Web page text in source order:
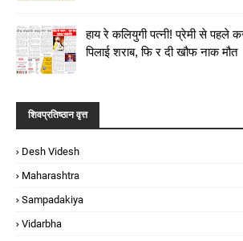
हाय रे कलियुगी पत्नी! प्रेमी से पहले
पिलाई शराब, फि र दी खौफ नाक मौत
शिवप्रतिष्ठान वृत्त
Desh Videsh
Maharashtra
Sampadakiya
Vidarbha